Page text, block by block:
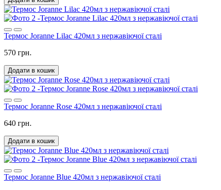
Термос Joranne Lilac 420мл з нержавіючої сталі
570 грн.
Додати в кошик
Термос Joranne Rose 420мл з нержавіючої сталі
640 грн.
Додати в кошик
Термос Joranne Blue 420мл з нержавіючої сталі